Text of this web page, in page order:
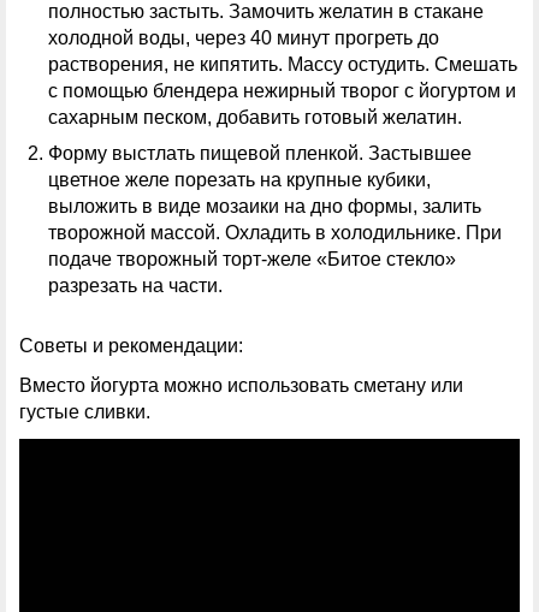
полностью застыть. Замочить желатин в стакане
холодной воды, через 40 минут прогреть до
растворения, не кипятить. Массу остудить. Смешать
с помощью блендера нежирный творог с йогуртом и
сахарным песком, добавить готовый желатин.
Форму выстлать пищевой пленкой. Застывшее
цветное желе порезать на крупные кубики,
выложить в виде мозаики на дно формы, залить
творожной массой. Охладить в холодильнике. При
подаче творожный торт-желе «Битое стекло»
разрезать на части.
Советы и рекомендации:
Вместо йогурта можно использовать сметану или
густые сливки.